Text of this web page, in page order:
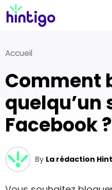
Accueil
Comment bloquer
quelqu’un
Facebook ?
By La rédaction